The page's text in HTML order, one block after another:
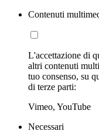
Contenuti
L'accettazione di
altri contenuti
tuo consenso, su
di terze parti:
Vimeo, YouTube
Necessari